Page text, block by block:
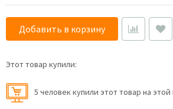
Добавить в корзину
Этот товар купили:
5 человек купили этот товар на